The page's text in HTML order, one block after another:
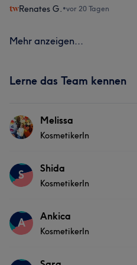
Renates G. •vor 20 Tagen
Mehr anzeigen...
Lerne das Team kennen
Melissa
KosmetikerIn
Services
Was unsere Kunden über
S Shida
KosmetikerIn
Services
A Ankica
KosmetikerIn